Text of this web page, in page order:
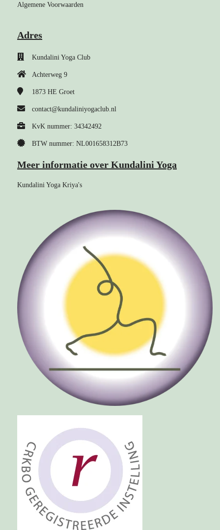
Algemene Voorwaarden
Adres
Kundalini Yoga Club
Achterweg 9
1873 HE Groet
contact@kundaliniyogaclub.nl
KvK nummer: 34342492
BTW nummer: NL001658312B73
Meer informatie over Kundalini Yoga
Kundalini Yoga Kriya's